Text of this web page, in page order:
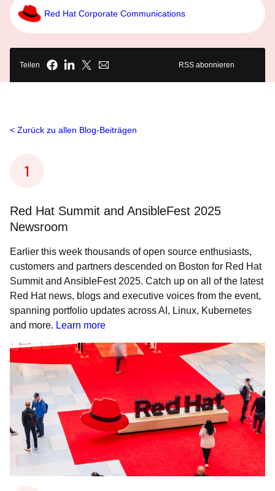
Red Hat Corporate Communications
Teilen RSS abonnieren
Zurück zu allen Blog-Beiträgen
Red Hat Summit and AnsibleFest 2025
Newsroom
Earlier this week thousands of open source enthusiasts,
customers and partners descended on Boston for Red Hat
Summit and AnsibleFest 2025. Catch up on all of the latest
Red Hat news, blogs and executive voices from the event,
spanning portfolio updates across AI, Linux, Kubernetes
and more. Learn more